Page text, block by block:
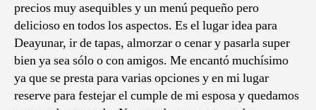
precios muy asequibles y un menú pequeño pero
delicioso en todos los aspectos. Es el lugar idea para
Deayunar, ir de tapas, almorzar o cenar y pasarla super
bien ya sea sólo o con amigos. Me encantó muchísimo
ya que se presta para varias opciones y en mi lugar
reserve para festejar el cumple de mi esposa y quedamos